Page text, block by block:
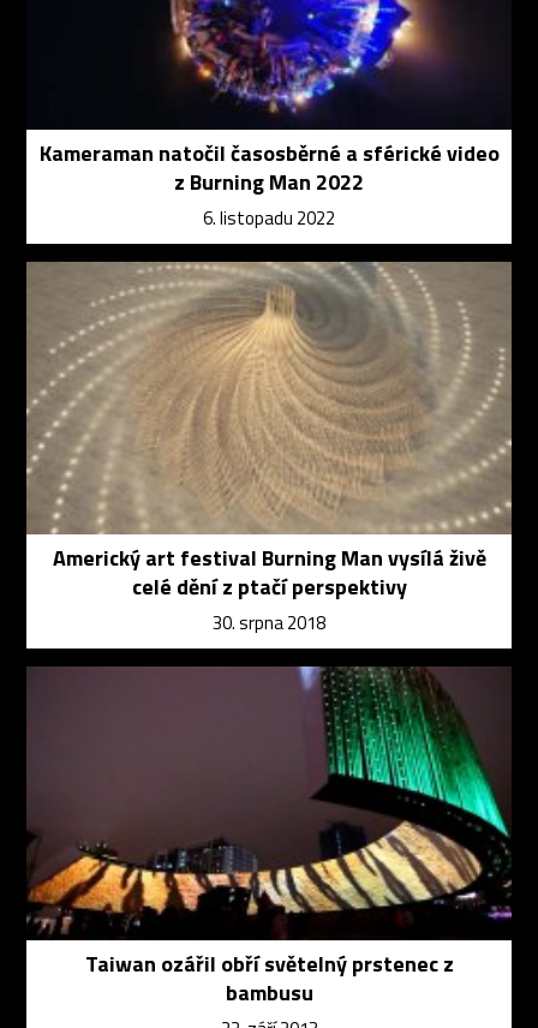
Kameraman natočil časosběrné a sférické video
z Burning Man 2022
6. listopadu 2022
Americký art festival Burning Man vysílá živě
celé dění z ptačí perspektivy
30. srpna 2018
Taiwan ozářil obří světelný prstenec z
bambusu